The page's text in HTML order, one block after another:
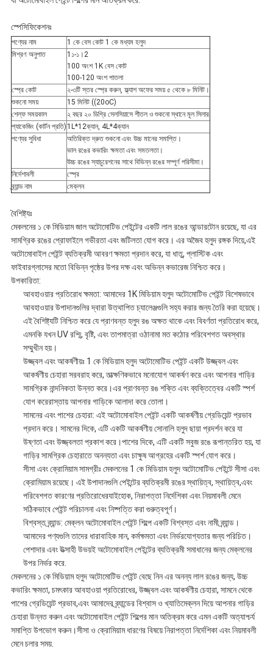
স্পেসিফিকেশনঃ
পণ্যের নাম
1 কে বেস কোট 1 কে মধ্যম হলুদ
মিশ্রণ অনুপাত
1১-১।2
100 অংশ 1K বেস কোট
100-120 অংশ পাতলা
স্প্রে কোট
২-৩টি স্তর স্প্রে করুন, ফ্ল্যাশ অফের সময় ৫ থেকে ৮ মিনিট।
শুকনো সময়
15 মিনিট ((20oC)
শেল্ফ সময়কাল
২ বছর ২০ ডিগ্রি সেলসিয়াসে শীতল ও শুকনো স্থানে মূল সিলার
প্যাকেজিং (কার্টন প্রতি) 1L*12ক্যান, 4L*4ক্যান
পণ্যের সুবিধা
অতিরিক্ত দ্রুত শুকনো এবং উচ্চ মানের সমাপ্তি।
ভাল রঙের কভারিং ক্ষমতা এবং সমতলতা।
উচ্চ রঙের স্যাচুরেশনের সাথে বিভিন্ন রঙের সম্পূর্ণ পরিসীমা।
নির্দেশাবলী
স্প্রে
ব্র্যান্ড নাম
মেক্লন
বৈশিষ্ট্যঃ
মেকলনের ১ কে মিডিয়াম জাল অটোমোটিভ পেইন্টের একটি লাল রঙের আন্ডারটোন রয়েছে, যা এর
সামগ্রিক রঙের প্রোফাইলে গভীরতা এবং জটিলতা যোগ করে। এর অজৈব হলুদ রঙ্গক দিয়ে,এই
অটোমোবাইল পেইন্ট ব্যতিক্রমী আবরণ ক্ষমতা প্রদান করে, যা ধাতু, প্লাস্টিক এবং
ফাইবারগ্লাসের মতো বিভিন্ন পৃষ্ঠের উপর দক্ষ এবং অভিন্ন কভারেজ নিশ্চিত করে।
উপকারিতা:
আবহাওয়ার প্রতিরোধ ক্ষমতা: আমাদের 1K মিডিয়াম হলুদ অটোমোটিভ পেইন্ট বিশেষভাবে
আবহাওয়ার উপাদানগুলির দ্বারা উত্থাপিত চ্যালেঞ্জগুলি সহ্য করার জন্য তৈরি করা হয়েছে।
এই বৈশিষ্ট্যটি নিশ্চিত করে যে প্রাণবন্ত হলুদ রঙ অক্ষত থাকে এবং বিবর্ণতা প্রতিরোধ করে,
এমনকি যখন UV রশ্মি, বৃষ্টি, এবং তাপমাত্রা ওঠানামা মত কঠোর পরিবেশগত অবস্থার
সম্মুখীন হয়।
উজ্জ্বল এবং আকর্ষণীয়ঃ 1 কে মিডিয়াম হলুদ অটোমোটিভ পেইন্ট একটি উজ্জ্বল এবং
আকর্ষণীয় চেহারা সরবরাহ করে, তাত্ক্ষণিকভাবে মনোযোগ আকর্ষণ করে এবং আপনার গাড়ির
সামগ্রিক নান্দনিকতা উন্নত করে।এর প্রাণবন্ত রঙ শক্তি এবং ব্যক্তিত্বের একটি স্পর্শ
যোগ করেরাস্তায় আপনার গাড়িকে আলাদা করে তোলা।
সামনের এবং পাশের চেহারা: এই অটোমোবাইল পেইন্ট একটি আকর্ষণীয় গ্রেডিয়েন্ট প্রভাব
প্রদান করে। সামনের দিকে, এটি একটি আকর্ষণীয় সোনালি হলুদ ছায়া প্রদর্শন করে যা
উষ্ণতা এবং উজ্জ্বলতা প্রকাশ করে।পাশের দিকে, এটি একটি সবুজ রঙে রূপান্তরিত হয়, যা
গাড়ির সামগ্রিক চেহারাতে অনন্যতা এবং চাক্ষুষ আগ্রহের একটি স্পর্শ যোগ করে।
সীসা এবং ক্রোমিয়াম সামগ্রীঃ মেকলনের 1 কে মিডিয়াম হলুদ অটোমোটিভ পেইন্টে সীসা এবং
ক্রোমিয়াম রয়েছে। এই উপাদানগুলি পেইন্টের ব্যতিক্রমী রঙের স্থায়িত্ব, স্থায়িত্ব,এবং
পরিবেশগত কারণের প্রতিরোধেরযাইহোক, নিরাপত্তা নির্দেশিকা এবং নিয়মাবলী মেনে
সঠিকভাবে পেইন্ট পরিচালনা এবং নিষ্পত্তি করা গুরুত্বপূর্ণ।
বিশ্বস্ত ব্র্যান্ড: মেক্লন অটোমোবাইল পেইন্ট শিল্পে একটি বিশ্বস্ত এবং নামী ব্র্যান্ড।
আমাদের পণ্যগুলি তাদের ধারাবাহিক মান, কর্মক্ষমতা এবং নির্ভরযোগ্যতার জন্য পরিচিত।
পেশাদার এবং উত্সাহী উভয়ই অটোমোবাইল পেইন্টের ব্যতিক্রমী সমাধানের জন্য মেক্লনের
উপর নির্ভর করে.
মেকলনের ১ কে মিডিয়াম হলুদ অটোমোটিভ পেইন্ট বেছে নিন এর অনন্য লাল রঙের জন্য, উচ্চ
কভারিং ক্ষমতা, চমৎকার আবহাওয়া প্রতিরোধের, উজ্জ্বল এবং আকর্ষণীয় চেহারা, সামনে থেকে
পাশের গ্রেডিয়েন্ট প্রভাব,এবং আমাদের ব্র্যান্ডের বিশ্বাস ও খ্যাতিমেক্লন দিয়ে আপনার গাড়ির
চেহারা উন্নত করুন এবং অটোমোবাইল পেইন্ট শিল্পের মান অতিক্রম করে এমন একটি অত্যাশ্চর্য
সমাপ্তি উপভোগ করুন।সীসা ও ক্রোমিয়াম ধারণের বিষয়ে নিরাপত্তা নির্দেশিকা এবং নিয়মাবলী
মেনে চলার সময়.